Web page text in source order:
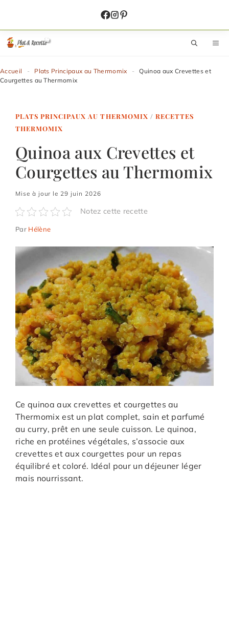
contenu
Accueil - Plats Principaux au Thermomix -
Quinoa aux Crevettes et
Courgettes au Thermomix
PLATS PRINCIPAUX AU THERMOMIX / RECETTES
THERMOMIX
Quinoa aux Crevettes et
Courgettes au Thermomix
Mise à jour le 29 juin 2026
Notez cette recette
Par Hélène
Ce quinoa aux crevettes et courgettes au
Thermomix est un plat complet, sain et parfumé
au curry, prêt en une seule cuisson. Le quinoa,
riche en protéines végétales, s’associe aux
crevettes et aux courgettes pour un repas
équilibré et coloré. Idéal pour un déjeuner léger
mais nourrissant.